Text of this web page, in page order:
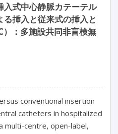
入式中心静脈カテーテル
挿入と従来式の挿入と
：多施設共同非盲検無
conventional insertion
catheters in hospitalized
multi-centre, open-label,